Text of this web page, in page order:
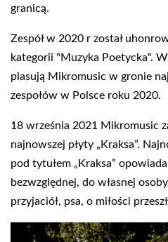
granicą.
Zespół w 2020 r został
kategorii "Muzyka Poetycka".
plasują Mikromusic w gronie
zespołów w Polsce roku 2020.
18 września 2021 Mikromusic
najnowszej płyty „Kraksa”.
pod tytułem „Kraksa”
bezwzględnej, do własnej
przyjaciół, psa, o miłości